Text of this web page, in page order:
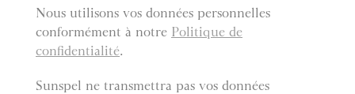
Nous utilisons vos données personnelles
conformément à notre Politique de
confidentialité.
Sunspel ne transmettra pas vos données